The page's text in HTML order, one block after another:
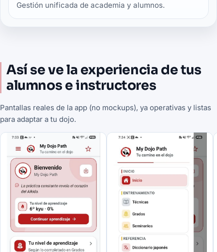
Gestión unificada de academia y alumnos.
Así se ve la experiencia de tus
alumnos e instructores
Pantallas reales de la app (no mockups), ya operativas y listas
para adaptar a tu dojo.